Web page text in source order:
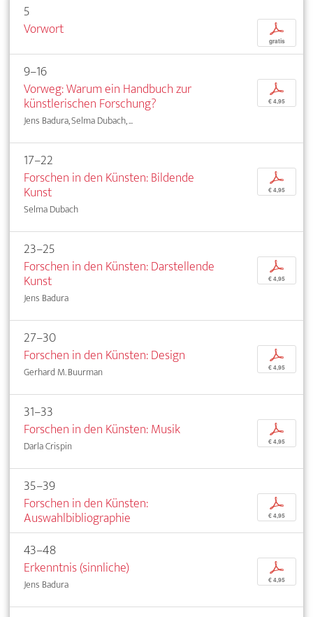
5
Vorwort
p
gratis
9–16
Vorweg: Warum ein Handbuch zur
künstlerischen Forschung?
Jens Badura, Selma Dubach, ...
p
€ 4,95
17–22
Forschen in den Künsten: Bildende
Kunst
Selma Dubach
p
€ 4,95
23–25
Forschen in den Künsten: Darstellende
Kunst
Jens Badura
p
€ 4,95
27–30
Forschen in den Künsten: Design
Gerhard M. Buurman
p
€ 4,95
31–33
Forschen in den Künsten: Musik
Darla Crispin
p
€ 4,95
35–39
Forschen in den Künsten:
Auswahlbibliographie
p
€ 4,95
43–48
Erkenntnis (sinnliche)
Jens Badura
p
€ 4,95